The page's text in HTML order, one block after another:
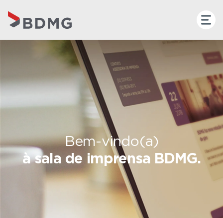
Bem-vindo(a)
à sala de imprensa BDMG.